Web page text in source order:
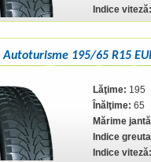
Indice viteză:
195/65 R15
Lăţime: 195
Înălţime: 65
Mărime
Indice
Indice viteză: